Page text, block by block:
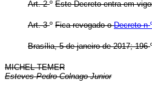
Art. 2º Este Decreto entra em
Art. 3º Fica revogado oDecreto n
Brasília, 5 de janeiro de 2017; 196
MICHEL TEMER
Esteves Pedro Colnago Junior